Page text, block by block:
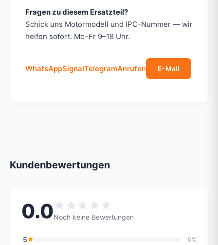
Fragen zu diesem Ersatzteil?
Schick uns Motormodell und IPC-Nummer — wir
helfen sofort. Mo–Fr 9–18 Uhr.
WhatsAppSignalTelegramAnrufen E-Mail
Kundenbewertungen
0.0Noch keine Bewertungen
5 0%